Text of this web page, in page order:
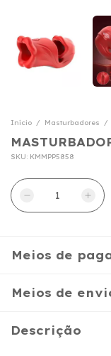
Início / Masturbadores /
SKU: KMMPP5858
Meios de
Meios de
Descrição